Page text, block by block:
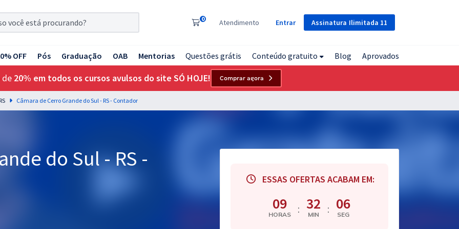
Assinatura Ilimitada 11
0 Atendimento Entrar
OFF Pós Graduação OAB Mentorias Questões grátis Conteúdo gratuito Blog Aprovados
de 20% em todos os cursos avulsos do site SÓ HOJE! Comprar agora
Câmara de Cerro Grande do Sul - RS - Contador
do Sul - RS -
ESSAS OFERTAS ACABAM EM:
09
HORAS : 32
MIN : 05
SEG